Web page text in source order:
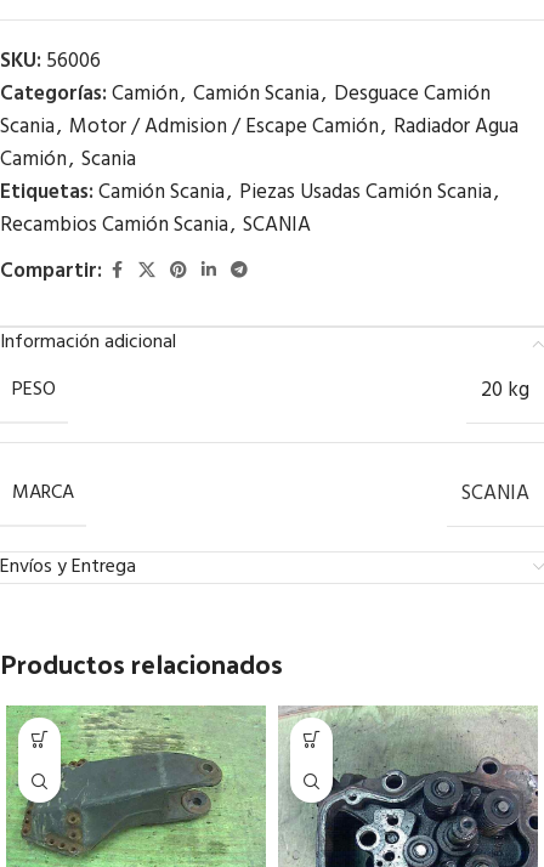
SKU: 56006
Categorías:Camión, Camión Scania, Desguace Camión
Scania, Motor / Admision / Escape Camión, Radiador Agua
Camión, Scania
Etiquetas:Camión Scania, Piezas Usadas Camión Scania,
Recambios Camión Scania, SCANIA
Compartir:
Información adicional
PESO
20 kg
MARCA SCANIA
Envíos y Entrega
Productos relacionados